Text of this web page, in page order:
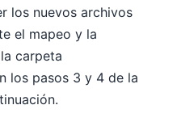
los nuevos archivos
el mapeo y la
carpeta
los pasos 3 y 4 de la